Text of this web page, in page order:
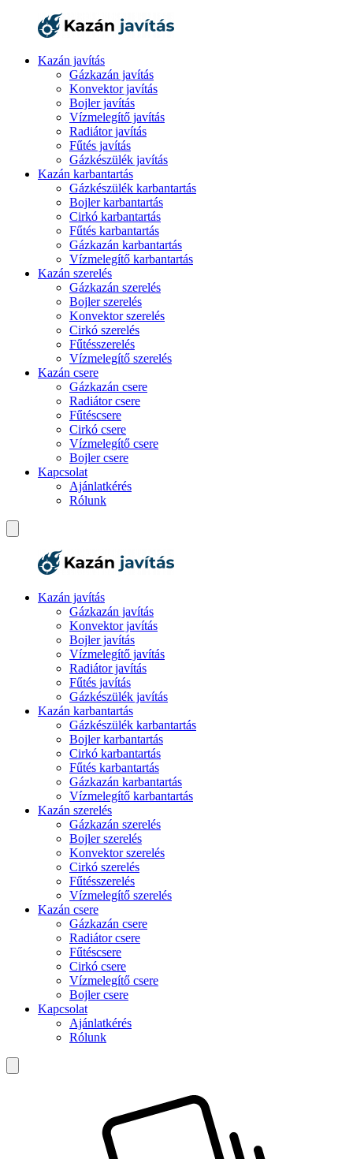
Kazán javítás
Gázkazán javítás
Konvektor javítás
Bojler javítás
Vízmelegítő javítás
Radiátor javítás
Fűtés javítás
Gázkészülék javítás
Kazán karbantartás
Gázkészülék karbantartás
Bojler karbantartás
Cirkó karbantartás
Fűtés karbantartás
Gázkazán karbantartás
Vízmelegítő karbantartás
Kazán szerelés
Gázkazán szerelés
Bojler szerelés
Konvektor szerelés
Cirkó szerelés
Fűtésszerelés
Vízmelegítő szerelés
Kazán csere
Gázkazán csere
Radiátor csere
Fűtéscsere
Cirkó csere
Vízmelegítő csere
Bojler csere
Kapcsolat
Ajánlatkérés
Rólunk
Kazán javítás
Gázkazán javítás
Konvektor javítás
Bojler javítás
Vízmelegítő javítás
Radiátor javítás
Fűtés javítás
Gázkészülék javítás
Kazán karbantartás
Gázkészülék karbantartás
Bojler karbantartás
Cirkó karbantartás
Fűtés karbantartás
Gázkazán karbantartás
Vízmelegítő karbantartás
Kazán szerelés
Gázkazán szerelés
Bojler szerelés
Konvektor szerelés
Cirkó szerelés
Fűtésszerelés
Vízmelegítő szerelés
Kazán csere
Gázkazán csere
Radiátor csere
Fűtéscsere
Cirkó csere
Vízmelegítő csere
Bojler csere
Kapcsolat
Ajánlatkérés
Rólunk